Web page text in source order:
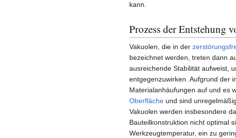
kann.
Prozess der Entstehung
Vakuolen, die in der
bezeichnet werden, treten dann
ausreichende Stabilität aufweist,
entgegenzuwirken. Aufgrund der
Materialanhäufungen auf und es
Oberfläche und sind
Vakuolen werden insbesondere
Bauteilkonstruktion nicht optimal
Werkzeugtemperatur, ein zu